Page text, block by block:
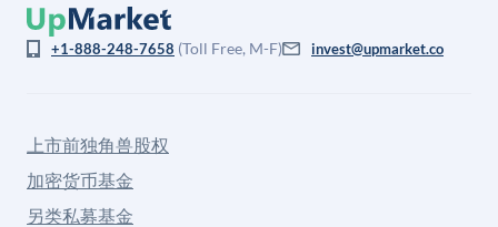
+1-888-248-7658 (Toll Free, M-F) invest@upmarket.co
上市前独角兽股权
加密货币基金
另类私募基金